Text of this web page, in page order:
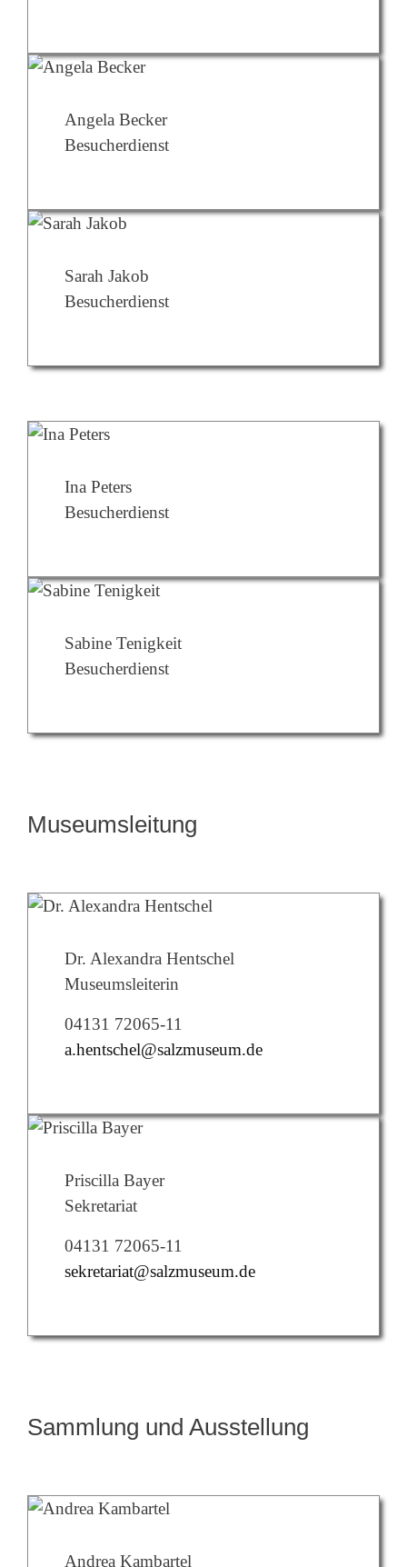
Angela Becker
Besucherdienst
Sarah Jakob
Besucherdienst
Ina Peters
Besucherdienst
Sabine Tenigkeit
Besucherdienst
Museumsleitung
Dr. Alexandra Hentschel
Museumsleiterin
04131 72065-11
a.hentschel@salzmuseum.de
Priscilla Bayer
Sekretariat
04131 72065-11
sekretariat@salzmuseum.de
Sammlung und Ausstellung
Andrea Kambartel